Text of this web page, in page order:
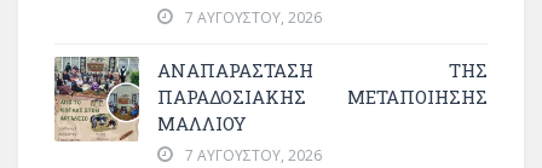
7 ΑΥΓΟΎΣΤΟΥ, 2026
ΑΝΑΠΑΡΆΣΤΑΣΗ ΤΗΣ
ΠΑΡΑΔΟΣΙΑΚΉΣ ΜΕΤΑΠΟΊΗΣΗΣ
ΜΑΛΛΙΟΎ
7 ΑΥΓΟΎΣΤΟΥ, 2026